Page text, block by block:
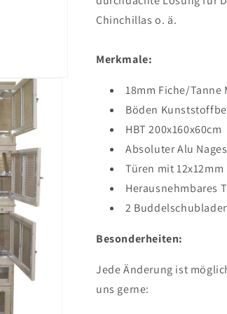
Chinchillas o. ä.
Merkmale:
18mm Fiche/Tanne
Böden
HBT 200x160x60cm
Absoluter Alu
Türen mit
Herausnehmbares
2
Besonderheiten:
Jede Änderung ist
uns gerne: